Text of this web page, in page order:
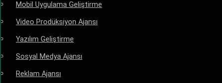
Mobil Uygulama Geliştirme
Video Prodüksiyon Ajansı
Yazılım Geliştirme
Sosyal Medya Ajansı
Reklam Ajansı